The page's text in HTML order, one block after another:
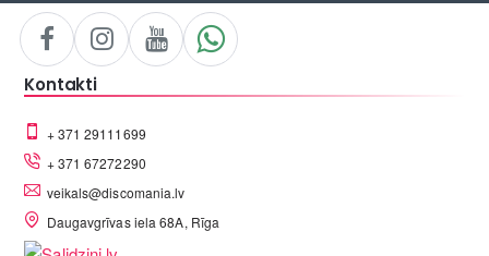
Kontakti
+ 371 29111699
+ 371 67272290
veikals@discomania.lv
Daugavgrīvas iela 68A, Rīga